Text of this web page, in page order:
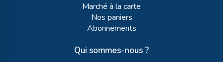
Marché à la carte
Nos paniers
Abonnements
Qui sommes-nous ?